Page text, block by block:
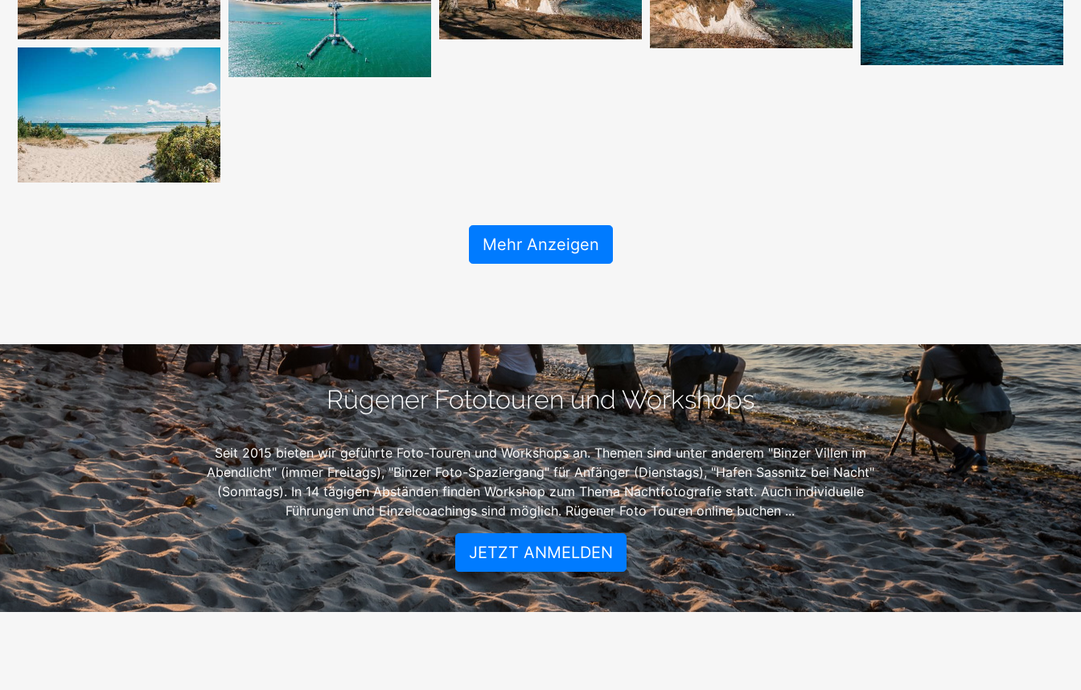
Mehr Anzeigen
Rügener Fototouren und Workshops
Seit 2015 bieten wir geführte Foto-Touren und Workshops an. Themen sind unter anderem "Binzer Villen im
Abendlicht" (immer Freitags), "Binzer Foto-Spaziergang" für Anfänger (Dienstags), "Hafen Sassnitz bei Nacht"
(Sonntags). In 14 tägigen Abständen finden Workshop zum Thema Nachtfotografie statt. Auch individuelle
Führungen und Einzelcoachings sind möglich. Rügener Foto Touren online buchen ...
JETZT ANMELDEN